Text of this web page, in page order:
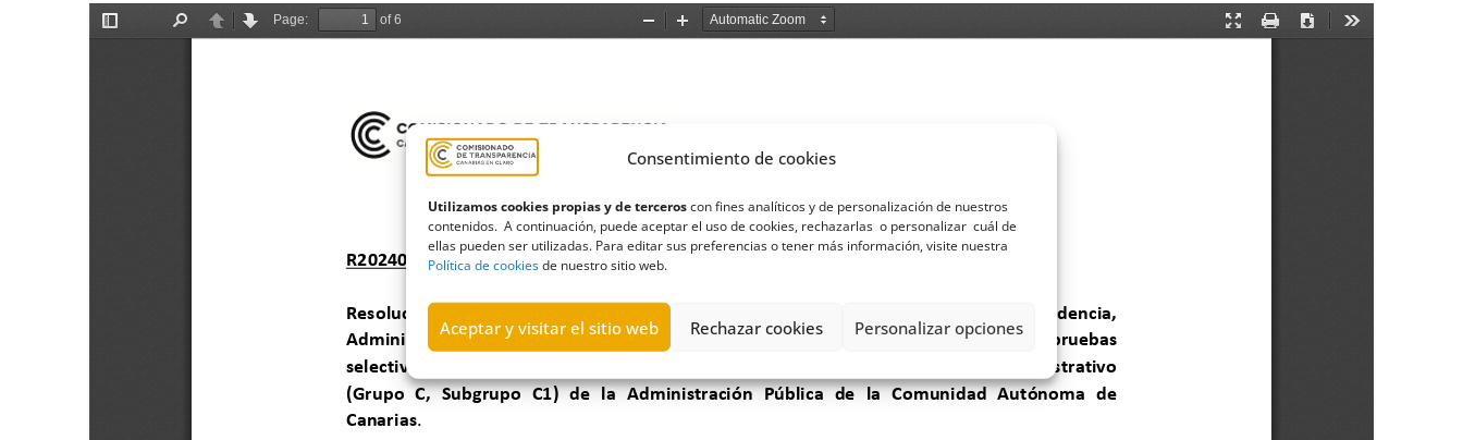
Consentimiento de cookies
Utilizamos cookies propias y de terceroscon fines analíticos y de personalización de nuestros
contenidos. A continuación, puede aceptar el uso de cookies, rechazarlas o personalizar cuál de
ellas pueden ser utilizadas. Para editar sus preferencias o tener más información, visite nuestra
Política de cookiesde nuestro sitio web.
Aceptar y visitar el sitio web Rechazar cookies Personalizar opciones